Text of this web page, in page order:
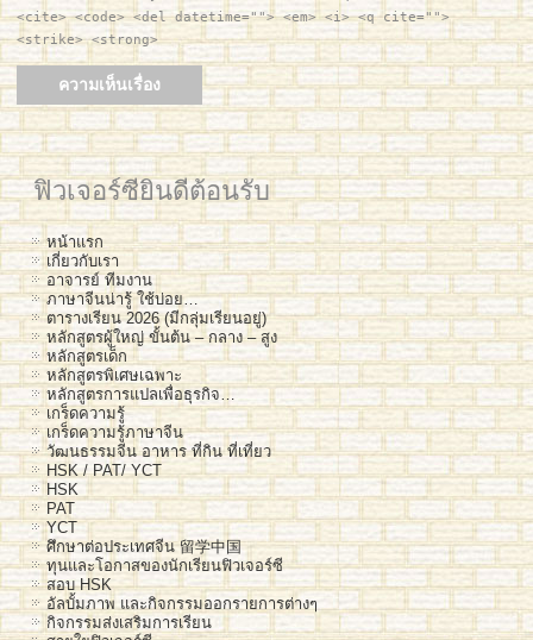
<cite> <code> <del datetime=""> <em> <i> <q cite="">
<strike> <strong>
ฟิวเจอร์ซียินดีต้อนรับ
หน้าแรก
เกี่ยวกับเรา
อาจารย์ ทีมงาน
ภาษาจีนน่ารู้ ใช้บ่อย…
ตารางเรียน 2026 (มีกลุ่มเรียนอยู่)
หลักสูตรผู้ใหญ่ ขั้นต้น – กลาง – สูง
หลักสูตรเด็ก
หลักสูตรพิเศษเฉพาะ
หลักสูตรการแปลเพื่อธุรกิจ…
เกร็ดความรู้
เกร็ดความรู้ภาษาจีน
วัฒนธรรมจีน อาหาร ที่กิน ที่เที่ยว
HSK / PAT/ YCT
HSK
PAT
YCT
ศึกษาต่อประเทศจีน 留学中国
ทุนและโอกาสของนักเรียนฟิวเจอร์ซี
สอบ HSK
อัลบั้มภาพ และกิจกรรมออกรายการต่างๆ
กิจกรรมส่งเสริมการเรียน